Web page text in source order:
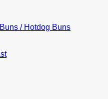
/ Hotdog Buns